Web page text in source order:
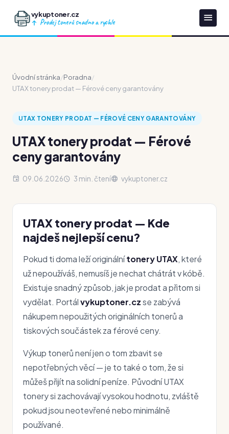
vykuptoner.cz
Prodej tonerů snadno a rychle
Úvodní stránka/Poradna/
UTAX tonery prodat — Férové ceny garantovány
UTAX TONERY PRODAT — FÉROVÉ CENY GARANTOVÁNY
UTAX tonery prodat — Férové
ceny garantovány
09.06.2026 3 min. čtení vykuptoner.cz
UTAX tonery prodat — Kde
najdeš nejlepší cenu?
Pokud ti doma leží originálnítonery UTAX, které
už nepoužíváš, nemusíš je nechat chátrát v kóbě.
Existuje snadný způsob, jak je prodat a přitom si
vydělat. Portálvykuptoner.czse zabývá
nákupem nepoužitých originálních tonerů a
tiskových součástek za férové ceny.
Výkup tonerů není jen o tom zbavit se
nepotřebných věcí — je to také o tom, že si
můžeš přijít na solidní peníze. Původní UTAX
tonery si zachovávají vysokou hodnotu, zvláště
pokud jsou neotevřené nebo minimálně
používané.